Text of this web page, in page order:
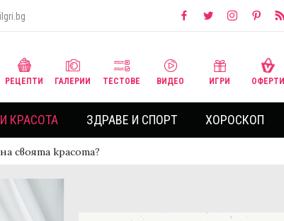
РЕЦЕПТИ ГАЛЕРИИ ТЕСТОВЕ ВИДЕО ИГРИ ОФЕРТИ
КРАСОТА ЗДРАВЕ И СПОРТ ХОРОСКОП
своята красота?